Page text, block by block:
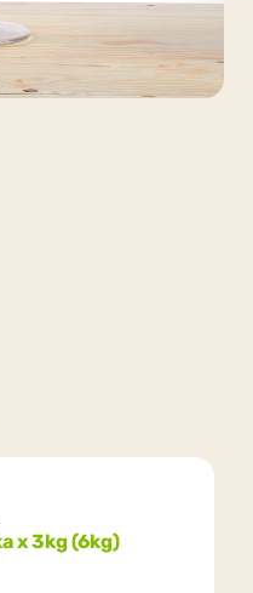
x 3kg (6kg)